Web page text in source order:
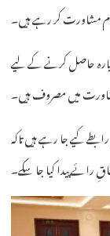
مشاورت کر رہے ہیں۔
حاصل کرنے کے لیے
میں مصروف ہیں۔
کیے جا رہے ہیں تاکہ
رائے پیدا کیا جا سکے۔